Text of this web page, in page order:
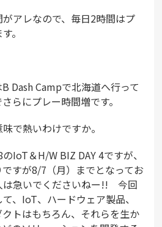
アレなので、毎日2時間はプ
。
Dash Campで北海道へ行って
らにプレー時間増です。
で熱いわけですか。
IoT＆H/W BIZ DAY 4ですが、
すが8/7（月）までとなってお
は急いでくださいねー!! 今回
、IoT、ハードウェア製品、
トはもちろん、それらを生か